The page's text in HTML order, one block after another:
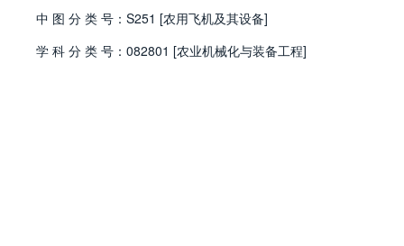
中 图 分 类 号： S251 [农用飞机及其设备]
学 科 分 类 号： 082801 [农业机械化与装备工程]